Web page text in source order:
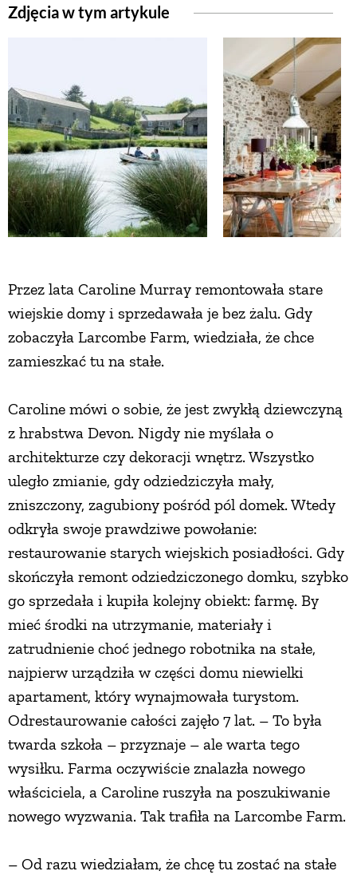
Zdjęcia w tym artykule
Przez lata Caroline Murray remontowała stare
wiejskie domy i sprzedawała je bez żalu. Gdy
zobaczyła Larcombe Farm, wiedziała, że chce
zamieszkać tu na stałe.
Caroline mówi o sobie, że jest zwykłą dziewczyną
z hrabstwa Devon. Nigdy nie myślała o
architekturze czy dekoracji wnętrz. Wszystko
uległo zmianie, gdy odziedziczyła mały,
zniszczony, zagubiony pośród pól domek. Wtedy
odkryła swoje prawdziwe powołanie:
restaurowanie starych wiejskich posiadłości. Gdy
skończyła remont odziedziczonego domku, szybko
go sprzedała i kupiła kolejny obiekt: farmę. By
mieć środki na utrzymanie, materiały i
zatrudnienie choć jednego robotnika na stałe,
najpierw urządziła w części domu niewielki
apartament, który wynajmowała turystom.
Odrestaurowanie całości zajęło 7 lat. – To była
twarda szkoła – przyznaje – ale warta tego
wysiłku. Farma oczywiście znalazła nowego
właściciela, a Caroline ruszyła na poszukiwanie
nowego wyzwania. Tak trafiła na Larcombe Farm.
– Od razu wiedziałam, że chcę tu zostać na stałe
ZWIERZĘTA W NATURZE
KRAJOBRAZ
RĘKODZIEŁO
RZEMIOSŁO
ZWYCZAJE
ZRÓB TO SAM
ŚNIADANIA
PRZYSTAWKI
ZUPY
DANIA GŁÓWNE
CIASTA I DESERY
DODATKI
PRZETWORY
INNE